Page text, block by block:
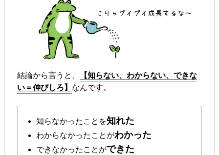
結論から言うと、
【知らない、わからない、できな
い＝伸びしろ】 なんです。
知らなかったことを知れた
わからなかったことがわかった
できなかったことができた